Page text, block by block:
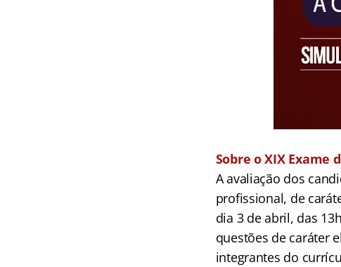
Sobre o XIX Exame
A avaliação dos
profissional, de
dia 3 de abril, das
questões de caráter
integrantes do